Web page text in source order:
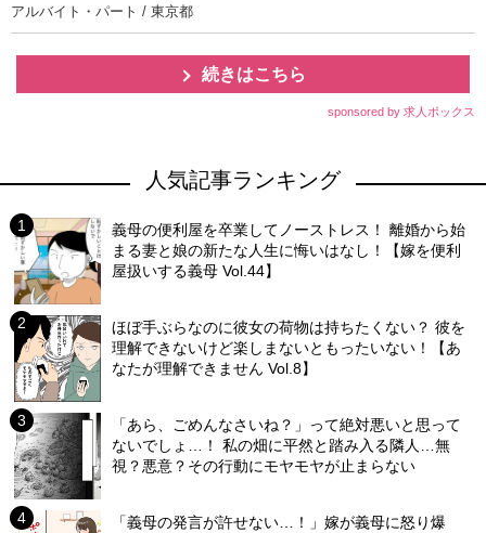
アルバイト・パート / 東京都
続きはこちら
sponsored by 求人ボックス
人気記事ランキング
義母の便利屋を卒業してノーストレス！ 離婚から始
まる妻と娘の新たな人生に悔いはなし！【嫁を便利
屋扱いする義母 Vol.44】
ほぼ手ぶらなのに彼女の荷物は持ちたくない？ 彼を
理解できないけど楽しまないともったいない！【あ
なたが理解できません Vol.8】
「あら、ごめんなさいね？」って絶対悪いと思って
ないでしょ…！ 私の畑に平然と踏み入る隣人…無
視？悪意？その行動にモヤモヤが止まらない
「義母の発言が許せない…！」嫁が義母に怒り爆